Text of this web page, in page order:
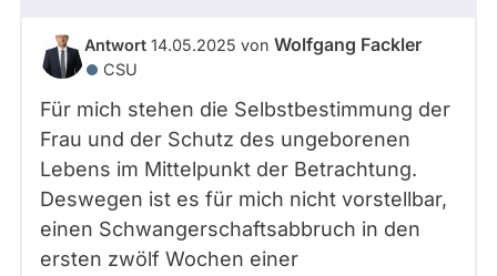
Antwort 14.05.2025 von Wolfgang Fackler
CSU
Für mich stehen die Selbstbestimmung der
Frau und der Schutz des ungeborenen
Lebens im Mittelpunkt der Betrachtung.
Deswegen ist es für mich nicht vorstellbar,
einen Schwangerschaftsabbruch in den
ersten zwölf Wochen einer